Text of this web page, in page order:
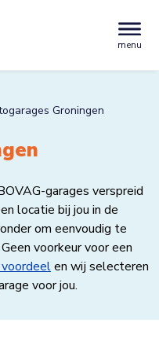
menu
Groningen
garages verspreid
locatie bij jou in de
om eenvoudig te
voorkeur voor een
en wij selecteren
voor jou.